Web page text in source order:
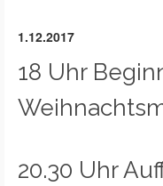
1.12.2017
18 Uhr
20.30 Uhr